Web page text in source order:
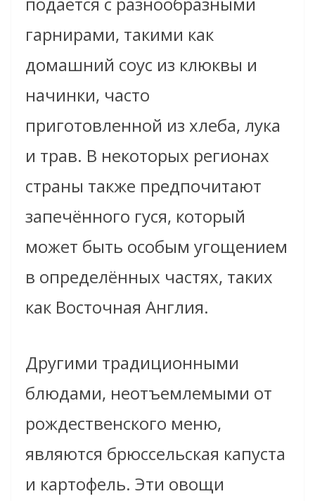
гарнирами, такими как
домашний соус из клюквы и
начинки, часто
приготовленной из хлеба, лука
и трав. В некоторых регионах
страны также предпочитают
запечённого гуся, который
может быть особым угощением
в определённых частях, таких
как Восточная Англия.
Другими традиционными
блюдами, неотъемлемыми от
рождественского меню,
являются брюссельская капуста
и картофель. Эти овощи